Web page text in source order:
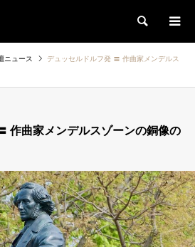
検索
ニュース
デュッセルドルフ発 〓 作曲家メンデルス
作曲家メンデルスゾーンの銅像の